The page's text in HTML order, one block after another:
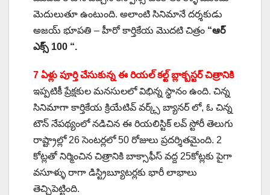
మెదులుతూ ఉంటుంది. అలాంటి సినిమానే దర్శకుడు
అజయ్ భూపతి – హీరో కార్తికేయ మొదటి చిత్రం “ఆర్
ఎక్స్ 100 “.
7 ఏళ్లు పూర్తి చేసుకున్న ఈ రియల్ కల్ట్ బ్లాక్బస్టర్ చిత్రానికి
ఇప్పటికీ ప్రేక్షకుల మనసులలో విభిన్న స్థానం ఉంది. చిన్న
సినిమాగా కార్తికేయ క్రియేటివ్ వర్క్స్ బ్యానర్ లో, ఓ చిన్న
టౌన్ నేప‌థ్యంలో నడిచిన ఈ రియ‌లిస్టిక్ ల‌వ్ స్టోరీ తెలుగు
రాష్ట్రాల్లో 26 సెంటర్లలో 50 రోజులు ప్రదర్శితమైంది. 2
కోట్లతో నిర్మించిన చిత్రానికి బాక్సాఫీస్ వద్ద 25కోట్లకు పైగా
వసూళ్ళు రాగా డిస్ట్రిబ్యూటర్లకు భారీ లాభాలు
తెచ్చిపెట్టింది.